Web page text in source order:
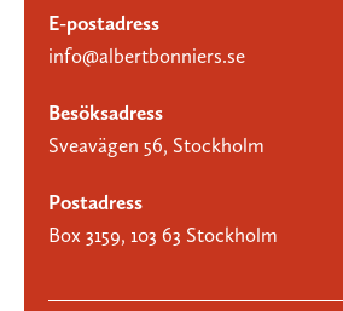
E-postadress
info@albertbonniers.se
Besöksadress
Sveavägen 56, Stockholm
Postadress
Box 3159, 103 63 Stockholm